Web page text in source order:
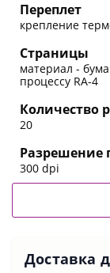
Переплет
крепление
Страницы
материал -
процессу RA-4
Количество
20
Разрешение
300 dpi
Доставка